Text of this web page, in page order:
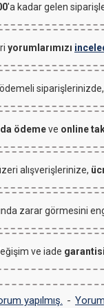
'a kadar gelen
yorumlarımızı
ödemeli siparişlerinizde,
ödemeve online
alışverişlerinize,
zarar görmesini
ve iade
yapılmış. -